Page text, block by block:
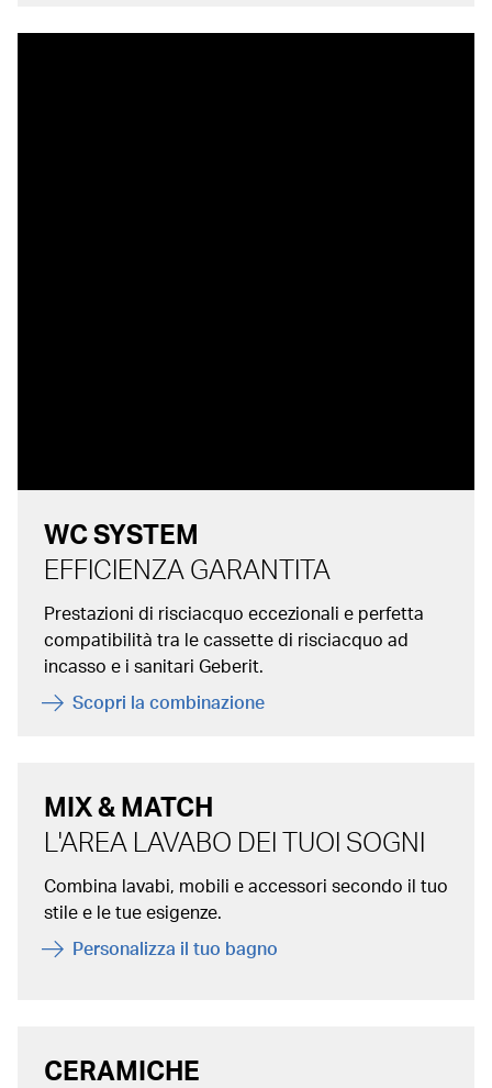
WC SYSTEM
EFFICIENZA GARANTITA
Prestazioni di risciacquo eccezionali e perfetta
compatibilità tra le cassette di risciacquo ad
incasso e i sanitari Geberit.
Scopri la combinazione
MIX & MATCH
L'AREA LAVABO DEI TUOI SOGNI
Combina lavabi, mobili e accessori secondo il tuo
stile e le tue esigenze.
Personalizza il tuo bagno
CERAMICHE